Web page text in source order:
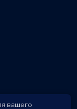
вашего